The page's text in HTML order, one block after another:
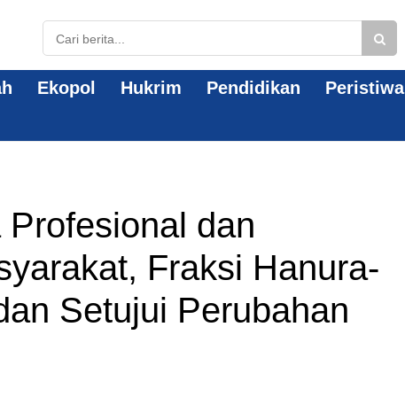
Ekopol Hukrim Pendidikan Peristiwa
dan
Fraksi Hanura-
Setujui Perubahan